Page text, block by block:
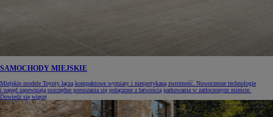
SAMOCHODY MIEJSKIE
Miejskie modele Toyoty łączą kompaktowe wymiary i niespotykaną zwrotność. Nowoczesne technologie
i napęd zapewniają oszczędne poruszania się połączone z łatwością parkowania w zatłoczonym mieście.
Dowiedz się więcej